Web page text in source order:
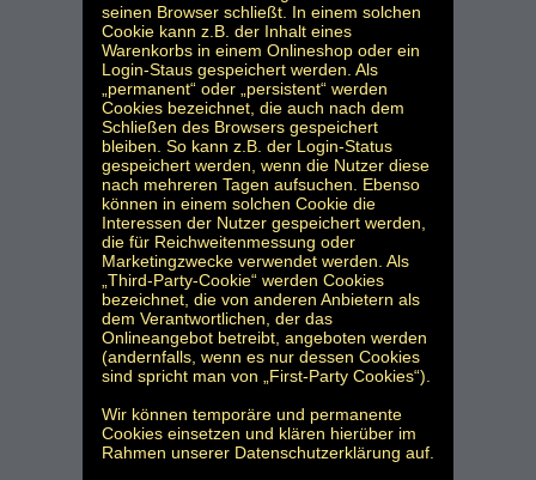
seinen Browser schließt. In einem solchen
Cookie kann z.B. der Inhalt eines
Warenkorbs in einem Onlineshop oder ein
Login-Staus gespeichert werden. Als
„permanent“ oder „persistent“ werden
Cookies bezeichnet, die auch nach dem
Schließen des Browsers gespeichert
bleiben. So kann z.B. der Login-Status
gespeichert werden, wenn die Nutzer diese
nach mehreren Tagen aufsuchen. Ebenso
können in einem solchen Cookie die
Interessen der Nutzer gespeichert werden,
die für Reichweitenmessung oder
Marketingzwecke verwendet werden. Als
„Third-Party-Cookie“ werden Cookies
bezeichnet, die von anderen Anbietern als
dem Verantwortlichen, der das
Onlineangebot betreibt, angeboten werden
(andernfalls, wenn es nur dessen Cookies
sind spricht man von „First-Party Cookies“).
Wir können temporäre und permanente
Cookies einsetzen und klären hierüber im
Rahmen unserer Datenschutzerklärung auf.